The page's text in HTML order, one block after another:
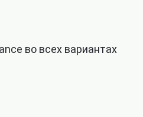
во всех вариантах